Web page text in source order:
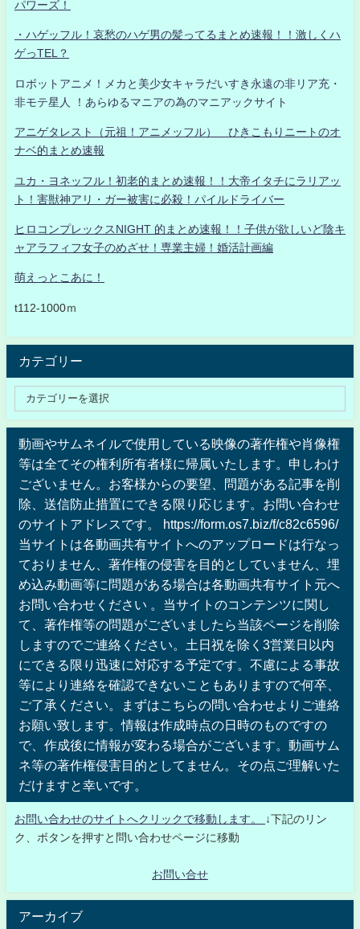
パワーズ！
・ハゲッフル！哀愁のハゲ男の髪ってるまとめ速報！！激しくハ
ゲっTEL？
ロボットアニメ！メカと美少女キャラだいすき永遠の非リア充・
非モテ星人 ！あらゆるマニアの為のマニアックサイト
アニゲタレスト（元祖！アニメッフル） ひきこもりニートのオ
ナベ的まとめ速報
ユカ・ヨネッフル！初老的まとめ速報！！大帝イタチにラリアッ
ト！害獣神アリ・ガー被害に必殺！パイルドライバー
ヒロコンプレックスNIGHT 的まとめ速報！！子供が欲しいど陰キ
ャアラフィフ女子のめざせ！専業主婦！婚活計画編
萌えっとこあに！
t112-1000ｍ
カテゴリー
動画やサムネイルで使用している映像の著作権や肖像権
等は全てその権利所有者様に帰属いたします。申しわけ
ございません。お客様からの要望、問題がある記事を削
除、送信防止措置にできる限り応じます。お問い合わせ
のサイトアドレスです。 https://form.os7.biz/f/c82c6596/
当サイトは各動画共有サイトへのアップロードは行なっ
ておりません、著作権の侵害を目的としていません、埋
め込み動画等に問題がある場合は各動画共有サイト元へ
お問い合わせください 。当サイトのコンテンツに関し
て、著作権等の問題がございましたら当該ページを削除
しますのでご連絡ください。土日祝を除く3営業日以内
にできる限り迅速に対応する予定です。不慮による事故
等により連絡を確認できないこともありますので何卒、
ご了承ください。まずはこちらの問い合わせよりご連絡
お願い致します。情報は作成時点の日時のものですの
で、作成後に情報が変わる場合がございます。動画サム
ネ等の著作権侵害目的としてません。その点ご理解いた
だけますと幸いです。
お問い合わせのサイトへクリックで移動します。
↓下記のリン
ク、ボタンを押すと問い合わせページに移動
お問い合せ
アーカイブ